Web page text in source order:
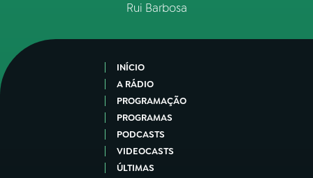
Rui Barbosa
INÍCIO
A RÁDIO
PROGRAMAÇÃO
PROGRAMAS
PODCASTS
VIDEOCASTS
ÚLTIMAS